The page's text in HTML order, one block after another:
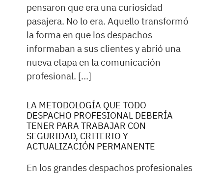
pensaron que era una curiosidad
pasajera. No lo era. Aquello transformó
la forma en que los despachos
informaban a sus clientes y abrió una
nueva etapa en la comunicación
profesional. […]
LA METODOLOGÍA QUE TODO
DESPACHO PROFESIONAL DEBERÍA
TENER PARA TRABAJAR CON
SEGURIDAD, CRITERIO Y
ACTUALIZACIÓN PERMANENTE
En los grandes despachos profesionales